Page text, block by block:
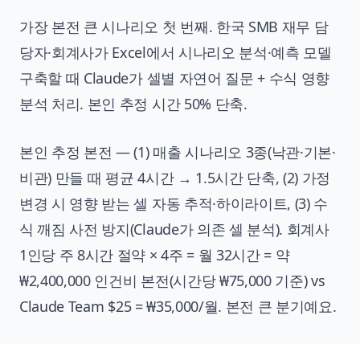
가장 본전 큰 시나리오 첫 번째. 한국 SMB 재무 담
당자·회계사가 Excel에서 시나리오 분석·예측 모델
구축할 때 Claude가 셀별 자연어 질문 + 수식 영향
분석 처리. 본인 추정 시간 50% 단축.
본인 추정 본전 — (1) 매출 시나리오 3종(낙관·기본·
비관) 만들 때 평균 4시간 → 1.5시간 단축, (2) 가정
변경 시 영향 받는 셀 자동 추적·하이라이트, (3) 수
식 깨짐 사전 방지(Claude가 의존 셀 분석). 회계사
1인당 주 8시간 절약 × 4주 = 월 32시간 = 약
₩2,400,000 인건비 본전(시간당 ₩75,000 기준) vs
Claude Team $25 = ₩35,000/월. 본전 큰 분기예요.